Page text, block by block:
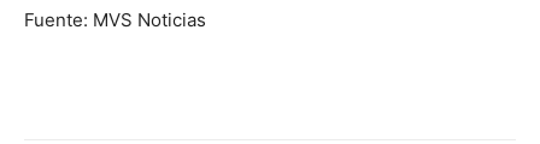
Fuente: MVS Noticias